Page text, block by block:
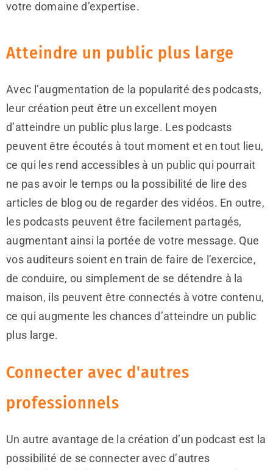
votre domaine d’expertise.
Atteindre un public plus large
Avec l’augmentation de la popularité des podcasts,
leur création peut être un excellent moyen
d’atteindre un public plus large. Les podcasts
peuvent être écoutés à tout moment et en tout lieu,
ce qui les rend accessibles à un public qui pourrait
ne pas avoir le temps ou la possibilité de lire des
articles de blog ou de regarder des vidéos. En outre,
les podcasts peuvent être facilement partagés,
augmentant ainsi la portée de votre message. Que
vos auditeurs soient en train de faire de l’exercice,
de conduire, ou simplement de se détendre à la
maison, ils peuvent être connectés à votre contenu,
ce qui augmente les chances d’atteindre un public
plus large.
Connecter avec d'autres
professionnels
Un autre avantage de la création d’un podcast est la
possibilité de se connecter avec d’autres